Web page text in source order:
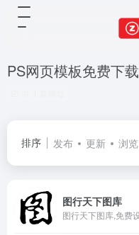
PS网页模板免费下载
排序 发布 更新 浏览
图行天下图库